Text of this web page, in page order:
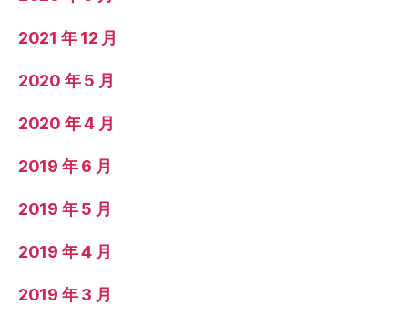
2021 年 12 月
2020 年 5 月
2020 年 4 月
2019 年 6 月
2019 年 5 月
2019 年 4 月
2019 年 3 月